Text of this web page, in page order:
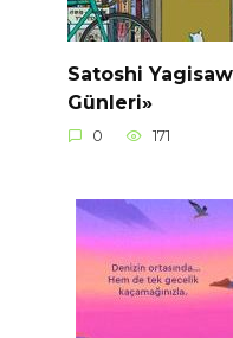
Satoshi
Günleri»
0 171